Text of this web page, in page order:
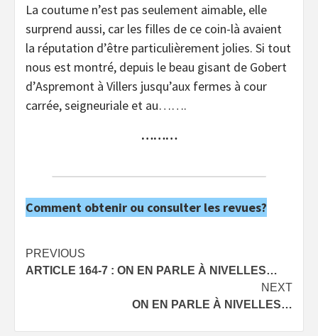
La coutume n’est pas seulement aimable, elle
surprend aussi, car les filles de ce coin-là avaient
la réputation d’être particulièrement jolies. Si tout
nous est montré, depuis le beau gisant de Gobert
d’Aspremont à Villers jusqu’aux fermes à cour
carrée, seigneuriale et au…….
………
Comment obtenir ou consulter les revues?
Post
navigation
PREVIOUS
ARTICLE 164-7 : ON EN PARLE À NIVELLES…
NEXT
ON EN PARLE À NIVELLES…